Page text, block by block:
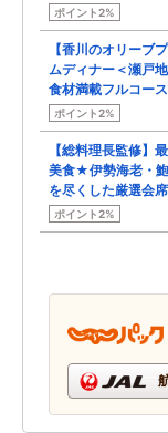
ポイント2%
【香川のオリーブ
ムディナー＜瀬戸
食材満載フルコー
ポイント2%
【総料理長監修】
美食★伊勢海老・
を尽くした厳選会席
ポイント2%